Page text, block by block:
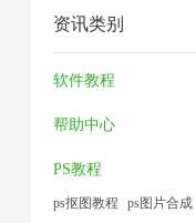
1
1
压
缩
2
缩
资讯类别
软件教程
帮助中心
PS教程
ps抠图教程 ps图片合成